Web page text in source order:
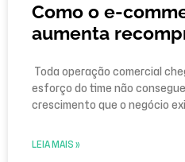
Como o e-
aumenta
Toda operação comercial
esforço do time não
crescimento que o negócio
LEIA MAIS »